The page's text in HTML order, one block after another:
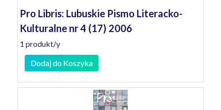
Pro Libris: Lubuskie Pismo Literacko-
Kulturalne nr 4 (17) 2006
1 produkt/y
Dodaj do Koszyka